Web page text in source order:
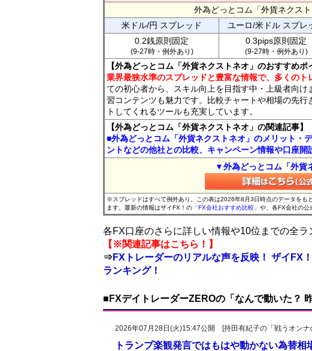
外為どっとコム「外貨ネクス
米ドル/円 スプレッド
ユーロ/米ドル スプレ
0.2銭原則固定
(9-27時・例外あり)
0.3pips原則固定
(9-27時・例外あり)
【外為どっとコム「外貨ネクストネオ」のおすすめポ
業界最狭水準のスプレッドと豊富な情報で、多くのト
ての初心者から、スキル向上を目指す中・上級者向
習コンテンツも魅力です。比較チャートや相場の先
トしてくれるツールも充実しています。
【外為どっとコム「外貨ネクストネオ」の関連記事】
■外為どっとコム「外貨ネクストネオ」のメリット・
ントなどの他社との比較、キャンペーン情報や口座開
▼外為どっとコム「外貨
※スプレッドはすべて例外あり。この表は2026年8月3日時点のデータをも
ます。最新の情報はザイFX！の 「FX会社おすすめ比較」 や、各FX会社の公
各FX口座のさらに詳しい情報や10位までの全ラ
【※関連記事はこちら！】
⇒FXトレーダーのリアルな声を反映！ ザイFX
ランキング！
■FXデイトレーダーZEROの「なんで動いた？
2026年07月28日(火)15:47公開 [持田有紀子の「戦うオンナ
トランプ楽観発言ではもはや動かない為替